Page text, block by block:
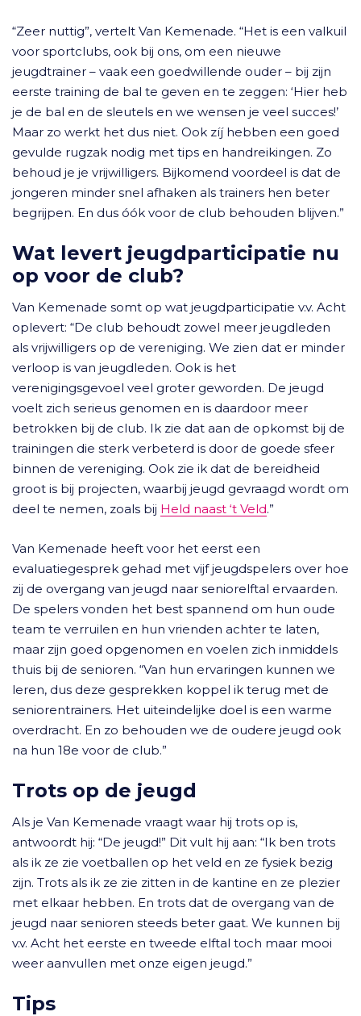
“Zeer nuttig”, vertelt Van Kemenade. “Het is een valkuil
voor sportclubs, ook bij ons, om een nieuwe
jeugdtrainer – vaak een goedwillende ouder – bij zijn
eerste training de bal te geven en te zeggen: ‘Hier heb
je de bal en de sleutels en we wensen je veel succes!’
Maar zo werkt het dus niet. Ook zíj hebben een goed
gevulde rugzak nodig met tips en handreikingen. Zo
behoud je je vrijwilligers. Bijkomend voordeel is dat de
jongeren minder snel afhaken als trainers hen beter
begrijpen. En dus óók voor de club behouden blijven.”
Wat levert jeugdparticipatie nu
op voor de club?
Van Kemenade somt op wat jeugdparticipatie v.v. Acht
oplevert: “De club behoudt zowel meer jeugdleden
als vrijwilligers op de vereniging. We zien dat er minder
verloop is van jeugdleden. Ook is het
verenigingsgevoel veel groter geworden. De jeugd
voelt zich serieus genomen en is daardoor meer
betrokken bij de club. Ik zie dat aan de opkomst bij de
trainingen die sterk verbeterd is door de goede sfeer
binnen de vereniging. Ook zie ik dat de bereidheid
groot is bij projecten, waarbij jeugd gevraagd wordt om
deel te nemen, zoals bij Held naast ‘t Veld.”
Van Kemenade heeft voor het eerst een
evaluatiegesprek gehad met vijf jeugdspelers over hoe
zij de overgang van jeugd naar seniorelftal ervaarden.
De spelers vonden het best spannend om hun oude
team te verruilen en hun vrienden achter te laten,
maar zijn goed opgenomen en voelen zich inmiddels
thuis bij de senioren. “Van hun ervaringen kunnen we
leren, dus deze gesprekken koppel ik terug met de
seniorentrainers. Het uiteindelijke doel is een warme
overdracht. En zo behouden we de oudere jeugd ook
na hun 18e voor de club.”
Trots op de jeugd
Als je Van Kemenade vraagt waar hij trots op is,
antwoordt hij: “De jeugd!” Dit vult hij aan: “Ik ben trots
als ik ze zie voetballen op het veld en ze fysiek bezig
zijn. Trots als ik ze zie zitten in de kantine en ze plezier
met elkaar hebben. En trots dat de overgang van de
jeugd naar senioren steeds beter gaat. We kunnen bij
v.v. Acht het eerste en tweede elftal toch maar mooi
weer aanvullen met onze eigen jeugd.”
Tips